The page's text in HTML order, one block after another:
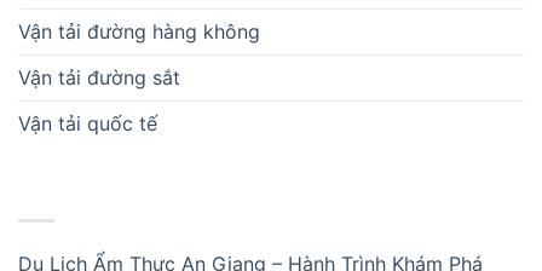
Vận tải đường hàng không
Vận tải đường sắt
Vận tải quốc tế
Du Lịch Ẩm Thực An Giang – Hành Trình Khám Phá